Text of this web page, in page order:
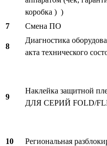
коробка ) )
7 Смена ПО
8
Диагностика
акта технического
9
Наклейка защитной
ДЛЯ СЕРИЙ FOLD/
10 Региональная